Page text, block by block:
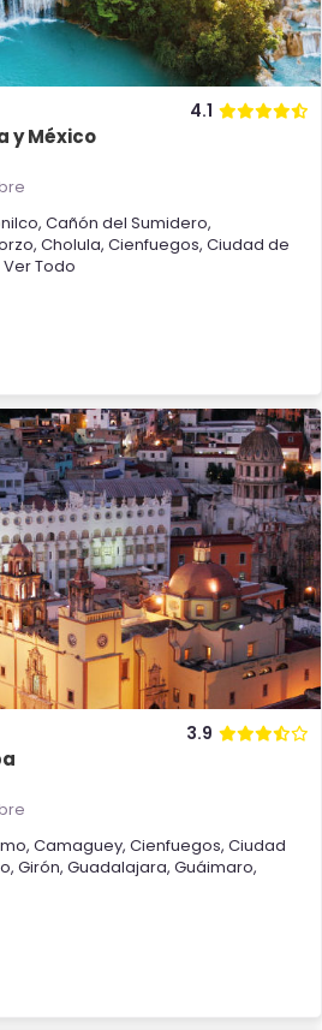
4.1
y México
, Cañón del Sumidero,
, Cholula, Cienfuegos, Ciudad de
Ver Todo
3.9
, Camaguey, Cienfuegos, Ciudad
, Girón, Guadalajara, Guáimaro,